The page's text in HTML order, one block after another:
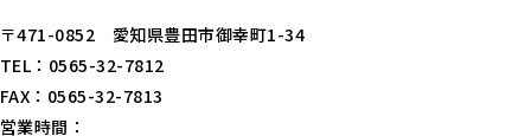
〒471-0852 愛知県豊田市御幸町1-34
TEL：0565-32-7812
FAX：0565-32-7813
営業時間：